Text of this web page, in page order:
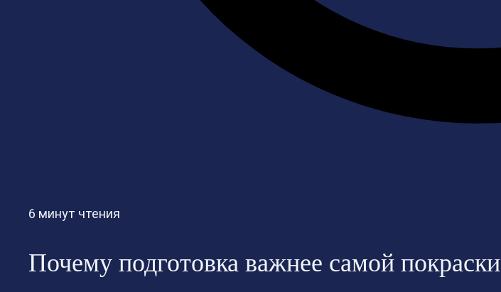
6 минут чтения
Почему подготовка важнее самой покраски